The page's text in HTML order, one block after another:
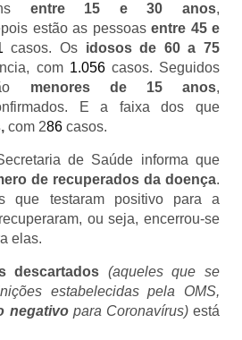
entre 15 e 30 anos,
estão as pessoasentre 45 e
casos. Os idosos de 60 a 75
com 1.056casos. Seguidos
menores de 15 anos,
E a faixa dos
que
com 286 casos.
de Saúde informa que
de recuperados da doença.
que testaram positivo para a
ou seja, encerrou-se
elas.
descartados (aqueles que se
estabelecidas pela OMS,
negativopara Coronavírus)está